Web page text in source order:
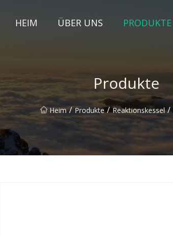
HEIM ÜBER UNS PRODUKTE
Produkte
Heim / Produkte / Reaktionskessel /